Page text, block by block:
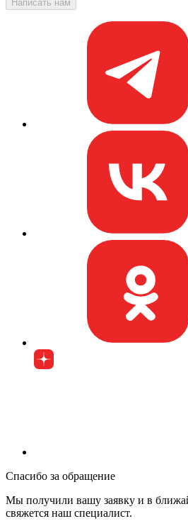
Спасибо за обращение
Мы получили вашу заявку и в
свяжется наш специалист.